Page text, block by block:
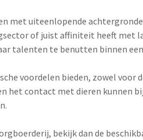
met uiteenlopende
of juist affiniteit heeft met
talenten te benutten binnen
voordelen bieden, zowel voor
het contact met dieren kunnen
bekijk dan de